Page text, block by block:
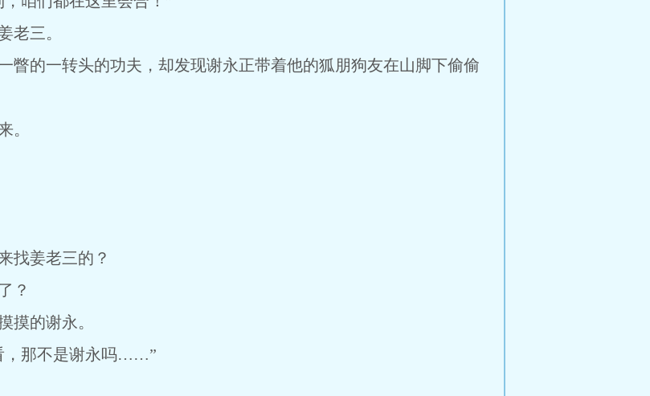
老三。
瞥的一转头的功夫，却发现谢永正带着他的狐朋狗友在山脚下偷偷
。
找姜老三的？
？
摸的谢永。
，那不是谢永吗……”